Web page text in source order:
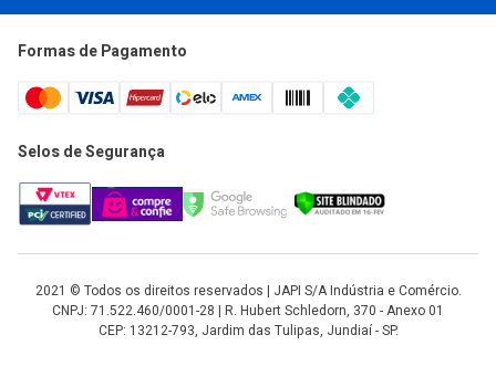
Formas de Pagamento
Selos de Segurança
2021 © Todos os direitos reservados | JAPI S/A Indústria e Comércio.
CNPJ: 71.522.460/0001-28 | R. Hubert Schledorn, 370 - Anexo 01
CEP: 13212-793, Jardim das Tulipas, Jundiaí - SP.